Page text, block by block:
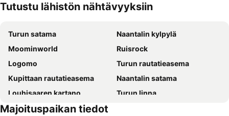
Tutustu lähistön nähtävyyksiin
Turun satama
Naantalin kylpylä
Moominworld
Ruisrock
Logomo
Turun rautatieasema
Kupittaan rautatieasema
Naantalin satama
Louhisaaren kartano
Turun linna
Turku Bus Station
Majoituspaikan tiedot